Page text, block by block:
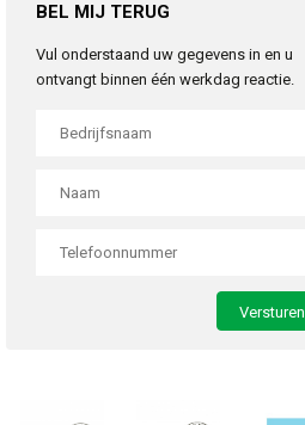
BEL MIJ TERUG
Vul onderstaand uw gegevens in en u
ontvangt binnen één werkdag reactie.